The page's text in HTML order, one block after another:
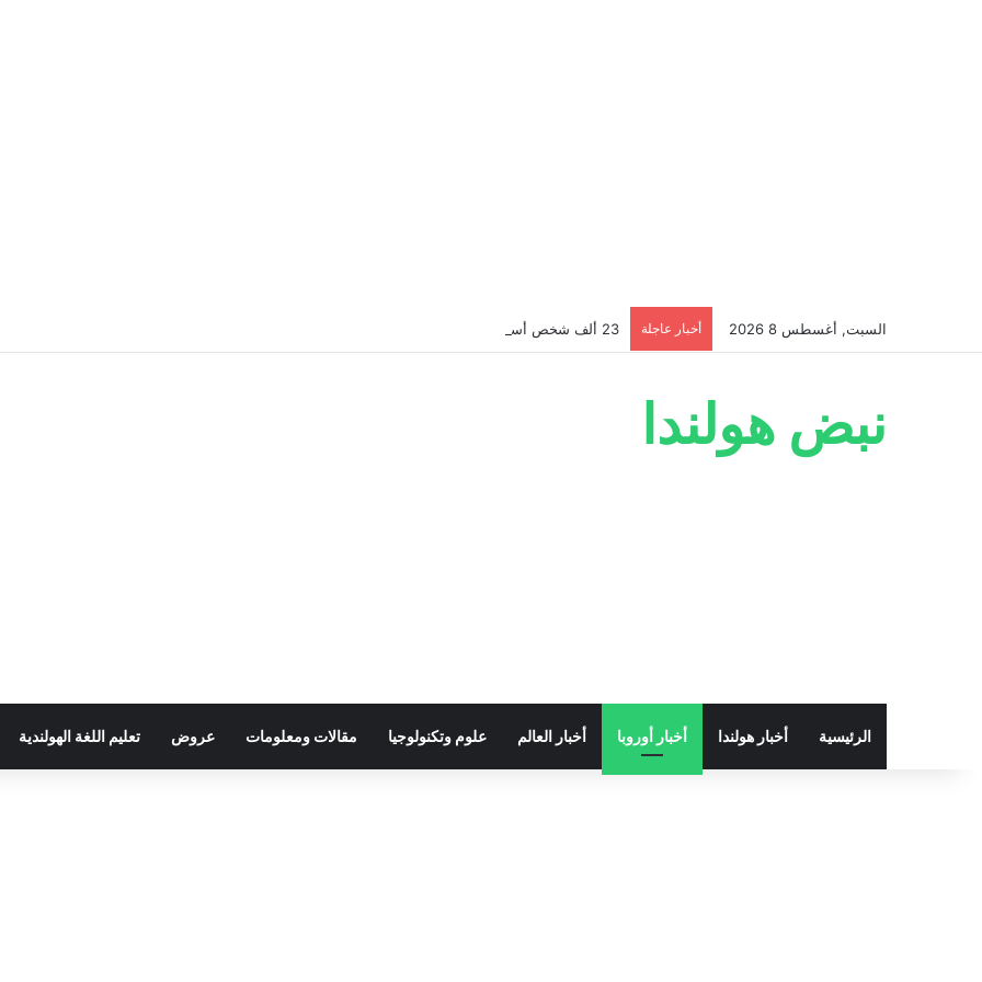
السبت, أغسطس 8 2026 أخبار عاجلة 23 ألف شخص أسبوعياً يتلقون هذه الرسالة من CJIB… إذا وصلتك لا تتجاهلها؟
نبض هولندا
الرئيسية أخبار هولندا أخبار أوروبا أخبار العالم علوم وتكنولوجيا مقالات ومعلومات عروض تعليم اللغة الهولندية